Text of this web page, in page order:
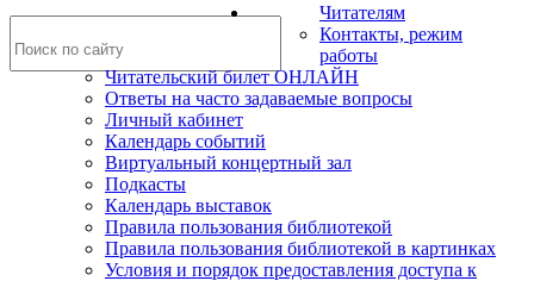
Читателям
Контакты, режим
работы
Читательский билет ОНЛАЙН
Ответы на часто задаваемые вопросы
Личный кабинет
Календарь событий
Виртуальный концертный зал
Подкасты
Календарь выставок
Правила пользования библиотекой
Правила пользования библиотекой в картинках
Условия и порядок предоставления доступа к